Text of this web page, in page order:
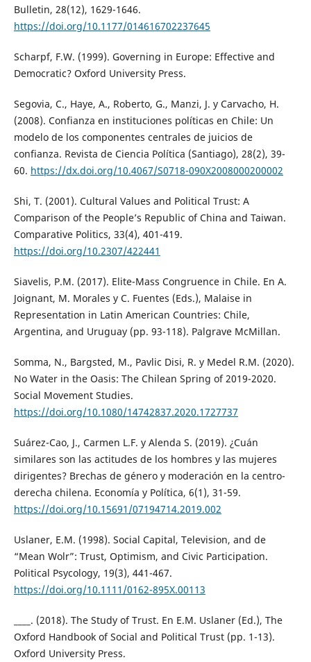
Bulletin, 28(12), 1629-1646.
https://doi.org/10.1177/014616702237645
Scharpf, F.W. (1999). Governing in Europe: Effective and
Democratic? Oxford University Press.
Segovia, C., Haye, A., Roberto, G., Manzi, J. y Carvacho, H.
(2008). Confianza en instituciones políticas en Chile: Un
modelo de los componentes centrales de juicios de
confianza. Revista de Ciencia Política (Santiago), 28(2), 39-
60. https://dx.doi.org/10.4067/S0718-090X2008000200002
Shi, T. (2001). Cultural Values and Political Trust: A
Comparison of the People’s Republic of China and Taiwan.
Comparative Politics, 33(4), 401-419.
https://doi.org/10.2307/422441
Siavelis, P.M. (2017). Elite-Mass Congruence in Chile. En A.
Joignant, M. Morales y C. Fuentes (Eds.), Malaise in
Representation in Latin American Countries: Chile,
Argentina, and Uruguay (pp. 93-118). Palgrave McMillan.
Somma, N., Bargsted, M., Pavlic Disi, R. y Medel R.M. (2020).
No Water in the Oasis: The Chilean Spring of 2019-2020.
Social Movement Studies.
https://doi.org/10.1080/14742837.2020.1727737
Suárez-Cao, J., Carmen L.F. y Alenda S. (2019). ¿Cuán
similares son las actitudes de los hombres y las mujeres
dirigentes? Brechas de género y moderación en la centro-
derecha chilena. Economía y Política, 6(1), 31-59.
https://doi.org/10.15691/07194714.2019.002
Uslaner, E.M. (1998). Social Capital, Television, and de
“Mean Wolr”: Trust, Optimism, and Civic Participation.
Political Psycology, 19(3), 441-467.
https://doi.org/10.1111/0162-895X.00113
____. (2018). The Study of Trust. En E.M. Uslaner (Ed.), The
Oxford Handbook of Social and Political Trust (pp. 1-13).
Oxford University Press.